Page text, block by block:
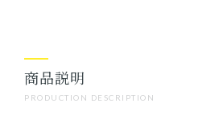
PRODUCTION DESCRIPTION
商品説明